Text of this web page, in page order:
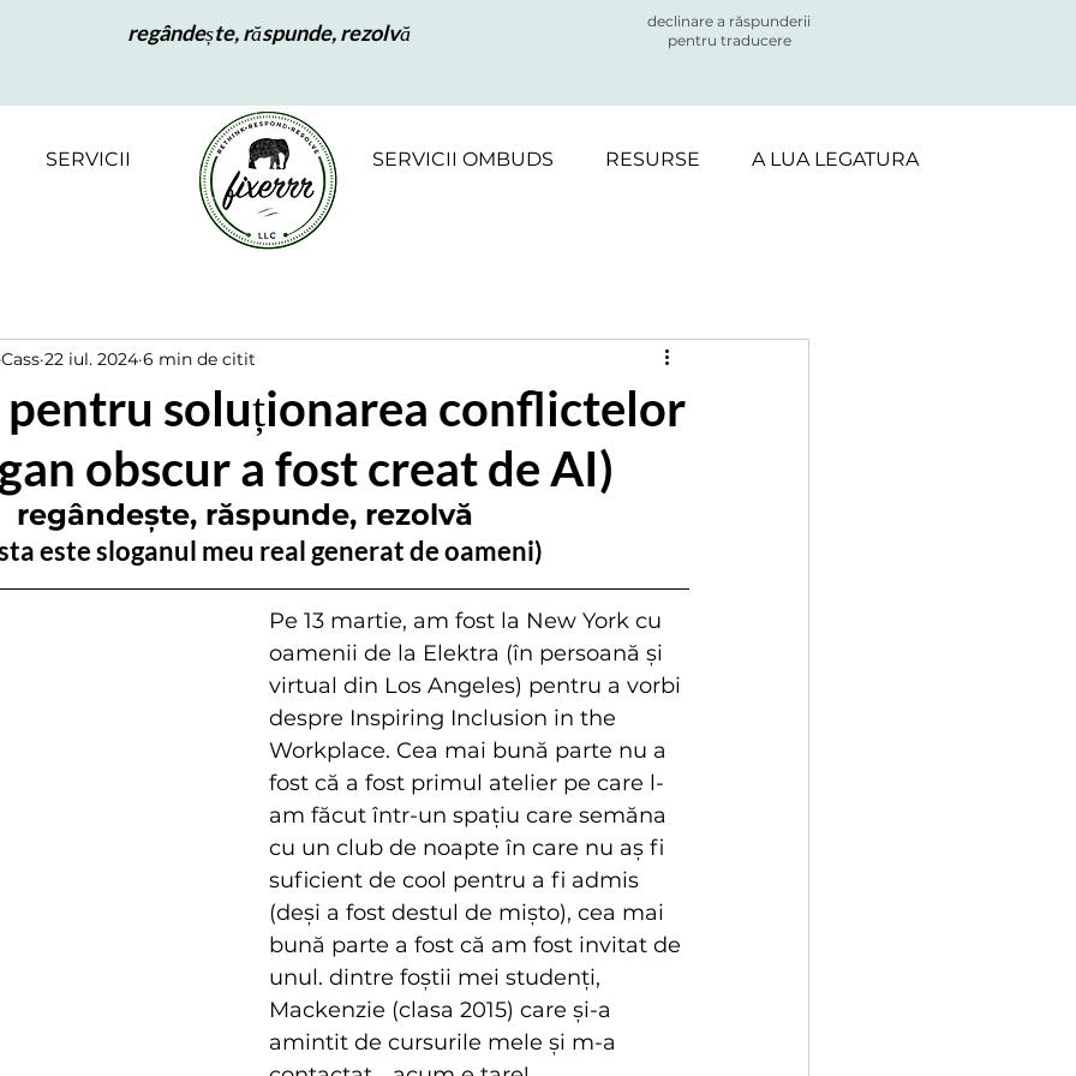
regândește, răspunde, rezolvă
declinare a răspunderii
pentru traducere
SERVICII SERVICII OMBUDS RESURSE A LUA LEGATURA
pentru soluționarea conflictelor
obscur a fost creat de AI)
22 iul. 2024 6 min de citit
regândește, răspunde, rezolvă
este sloganul meu real generat de oameni)
Pe 13 martie, am fost la New York cu
oamenii de la Elektra (în persoană și
virtual din Los Angeles) pentru a vorbi
despre Inspiring Inclusion in the
Workplace. Cea mai bună parte nu a
fost că a fost primul atelier pe care l-
am făcut într-un spațiu care semăna
cu un club de noapte în care nu aș fi
suficient de cool pentru a fi admis
(deși a fost destul de mișto), cea mai
bună parte a fost că am fost invitat de
unul. dintre foștii mei studenți,
Mackenzie (clasa 2015) care și-a
amintit de cursurile mele și m-a